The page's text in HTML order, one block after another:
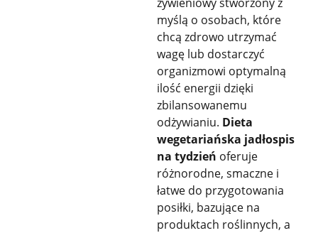
myślą o osobach, które
chcą zdrowo utrzymać
wagę lub dostarczyć
organizmowi optymalną
ilość energii dzięki
zbilansowanemu
odżywianiu. Dieta
wegetariańska jadłospis
na tydzień oferuje
różnorodne, smaczne i
łatwe do przygotowania
posiłki, bazujące na
produktach roślinnych, a